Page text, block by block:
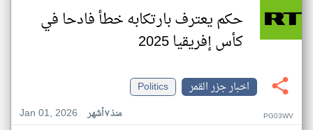
حكم يعترف بارتكابه خطأ فادحا في
كأس إفريقيا 2025
اخبار جزر القمر
Politics
Jan 01, 2026
منذ ٧ أشهر PG03WV